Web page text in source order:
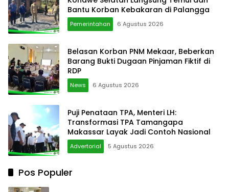
Bantu Korban Kebakaran di Palangga
Pemerintahan 6 Agustus 2026
Belasan Korban PNM Mekaar, Beberkan
Barang Bukti Dugaan Pinjaman Fiktif di
RDP
News 6 Agustus 2026
Puji Penataan TPA, Menteri LH:
Transformasi TPA Tamangapa
Makassar Layak Jadi Contoh Nasional
Advertorial 5 Agustus 2026
Pos Populer